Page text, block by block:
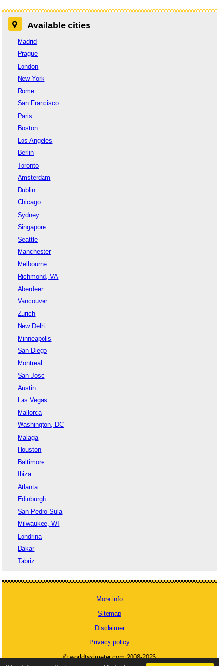
Available cities
Madrid
Prague
London
New York
Rome
San Francisco
Paris
Boston
Los Angeles
Berlin
Toronto
Amsterdam
Dublin
Chicago
Sydney
Singapore
Seattle
Manchester
Melbourne
Richmond, VA
Aberdeen
Vancouver
Zurich
New Delhi
Minneapolis
San Diego
Montreal
San Jose
Austin
Las Vegas
Mallorca
Washington, DC
Malaga
Houston
Baltimore
Ibiza
Atlanta
Edinburgh
San Pedro Sula
Milwaukee, WI
Londrina
Dakar
Tabriz
More info
Sitemap
Disclaimer
Privacy policy
© worldtaximeter.com 2008-2026